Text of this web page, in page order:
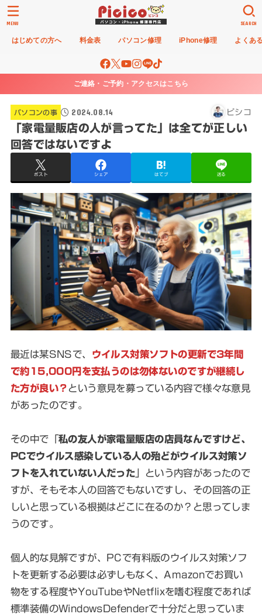
はじめての方へ 料金表 パソコン修理 iPhone修理 よくあ
SEARCH
MENU
ご連絡・ご予約・アクセスはこちら
パソコンの事 2024.08.14 ピシコ
「家電量販店の人が言ってた」は全てが正しい
回答ではないですよ
ポスト シェア はてブ 送る
最近は某SNSで、 ウイルス対策ソフトの更新で3年間
で約15,000円を支払うのは勿体ないのですが継続し
た方が良い？ という意見を募っている内容で様々な意見
があったのです。
その中で「私の友人が家電量販店の店員なんですけど、
PCでウイルス感染している人の殆どがウイルス対策ソ
フトを入れていない人だった 」という内容があったので
すが、そもそ本人の回答でもないですし、その回答の正
しいと思っている根拠はどこに在るのか？と思ってしま
うのです。
個人的な見解ですが、PCで有料版のウイルス対策ソフ
トを更新する必要は必ずしもなく、Amazonでお買い
物をする程度やYouTubeやNetflixを嗜む程度であれば
標準装備のWindowsDefenderで十分だと思っていま